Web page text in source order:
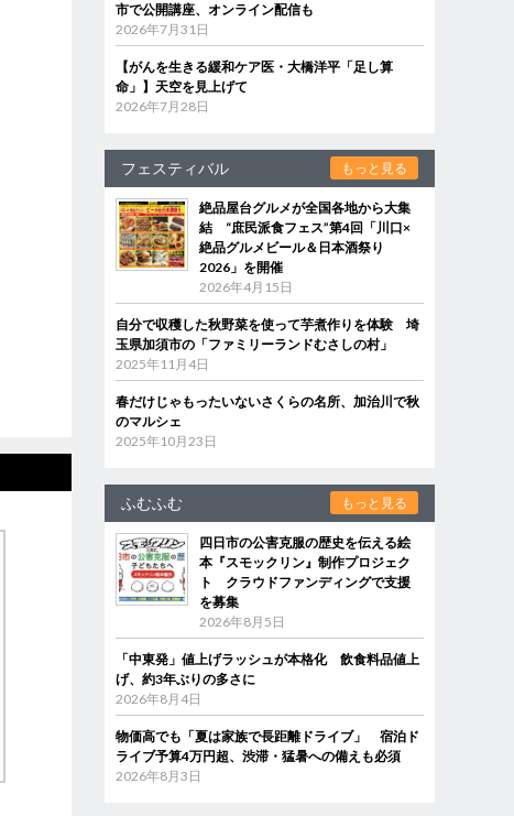
市で公開講座、オンライン配信も
2026年7月31日
【がんを生きる緩和ケア医・大橋洋平「足し算
命」】天空を見上げて
2026年7月28日
フェスティバル もっと見る
絶品屋台グルメが全国各地から大集
結 “庶民派食フェス”第4回「川口×
絶品グルメビール＆日本酒祭り
2026」を開催
2026年4月15日
自分で収穫した秋野菜を使って芋煮作りを体験 埼
玉県加須市の「ファミリーランドむさしの村」
2025年11月4日
春だけじゃもったいないさくらの名所、加治川で秋
のマルシェ
2025年10月23日
ふむふむ もっと見る
四日市の公害克服の歴史を伝える絵
本『スモックリン』制作プロジェク
ト クラウドファンディングで支援
を募集
2026年8月5日
「中東発」値上げラッシュが本格化 飲食料品値上
げ、約3年ぶりの多さに
2026年8月4日
物価高でも「夏は家族で長距離ドライブ」 宿泊ド
ライブ予算4万円超、渋滞・猛暑への備えも必須
2026年8月3日